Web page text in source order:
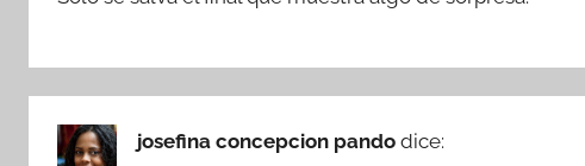
josefina concepcion pando dice: